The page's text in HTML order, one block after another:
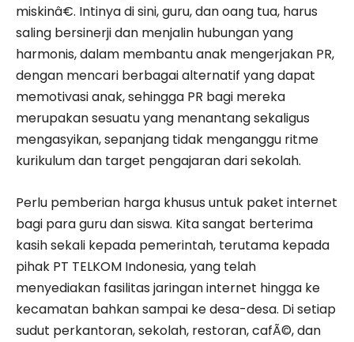
miskinâ€. Intinya di sini, guru, dan oang tua, harus
saling bersinerji dan menjalin hubungan yang
harmonis, dalam membantu anak mengerjakan PR,
dengan mencari berbagai alternatif yang dapat
memotivasi anak, sehingga PR bagi mereka
merupakan sesuatu yang menantang sekaligus
mengasyikan, sepanjang tidak menganggu ritme
kurikulum dan target pengajaran dari sekolah.
Perlu pemberian harga khusus untuk paket internet
bagi para guru dan siswa. Kita sangat berterima
kasih sekali kepada pemerintah, terutama kepada
pihak PT TELKOM Indonesia, yang telah
menyediakan fasilitas jaringan internet hingga ke
kecamatan bahkan sampai ke desa-desa. Di setiap
sudut perkantoran, sekolah, restoran, cafÃ©, dan